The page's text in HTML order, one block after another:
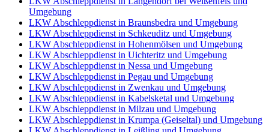
Umgebung
LKW Abschleppdienst in Braunsbedra und Umgebung
LKW Abschleppdienst in Schkeuditz und Umgebung
LKW Abschleppdienst in Hohenmölsen und Umgebung
LKW Abschleppdienst in Uichteritz und Umgebung
LKW Abschleppdienst in Nessa und Umgebung
LKW Abschleppdienst in Pegau und Umgebung
LKW Abschleppdienst in Zwenkau und Umgebung
LKW Abschleppdienst in Kabelsketal und Umgebung
LKW Abschleppdienst in Milzau und Umgebung
LKW Abschleppdienst in Krumpa (Geiseltal) und Umgebung